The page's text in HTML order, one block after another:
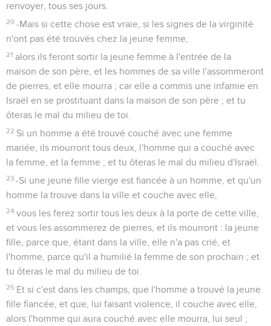
renvoyer, tous ses jours.
20 -Mais si cette chose est vraie, si les signes de la virginité
n'ont pas été trouvés chez la jeune femme,
21 alors ils feront sortir la jeune femme à l'entrée de la
maison de son père, et les hommes de sa ville l'assommeront
de pierres, et elle mourra ; car elle a commis une infamie en
Israël en se prostituant dans la maison de son père ; et tu
ôteras le mal du milieu de toi.
22 Si un homme a été trouvé couché avec une femme
mariée, ils mourront tous deux, l'homme qui a couché avec
la femme, et la femme ; et tu ôteras le mal du milieu d'Israël.
23 -Si une jeune fille vierge est fiancée à un homme, et qu'un
homme la trouve dans la ville et couche avec elle,
24 vous les ferez sortir tous les deux à la porte de cette ville,
et vous les assommerez de pierres, et ils mourront : la jeune
fille, parce que, étant dans la ville, elle n'a pas crié, et
l'homme, parce qu'il a humilié la femme de son prochain ; et
tu ôteras le mal du milieu de toi.
25 Et si c'est dans les champs, que l'homme a trouvé la jeune
fille fiancée, et que, lui faisant violence, il couche avec elle,
alors l'homme qui aura couché avec elle mourra, lui seul ;